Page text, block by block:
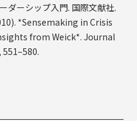
ダーシップ入門. 国際文献社.
*Sensemaking in Crisis
from Weick*. Journal